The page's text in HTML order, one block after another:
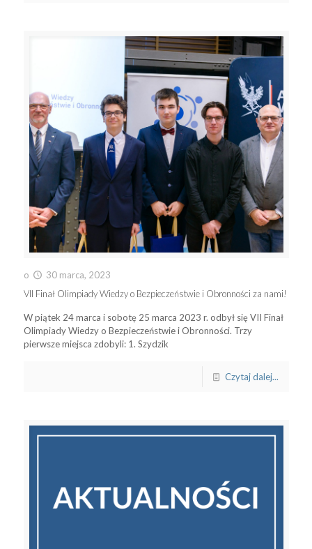
o
30 marca, 2023
VII Finał Olimpiady Wiedzy o Bezpieczeństwie i Obronności za nami!
W piątek 24 marca i sobotę 25 marca 2023 r. odbył się VII Finał
Olimpiady Wiedzy o Bezpieczeństwie i Obronności. Trzy
pierwsze miejsca zdobyli: 1. Szydzik
Czytaj dalej...